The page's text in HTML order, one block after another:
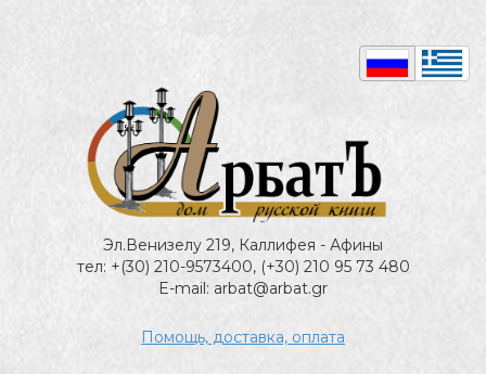
Эл.Венизелу 219, Каллифея - Афины
тел: +(30) 210-9573400, (+30) 210 95 73 480
E-mail: arbat@arbat.gr
Помощь, доставка, оплата